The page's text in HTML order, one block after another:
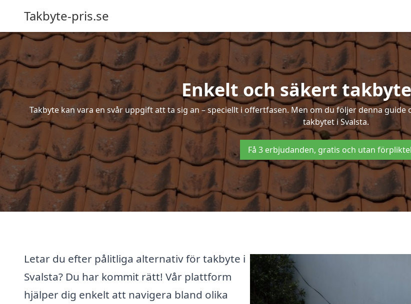
Takbyte-pris.se
Enkelt och säkert
Takbyte kan vara en svår uppgift att ta sig an – speciellt i offertfasen. Men om du följer denna
takbytet i Svalsta.
Få 3 erbjudanden, gratis och utan
Letar du efter pålitliga alternativ för takbyte i
Svalsta? Du har kommit rätt! Vår plattform
hjälper dig enkelt att navigera bland olika